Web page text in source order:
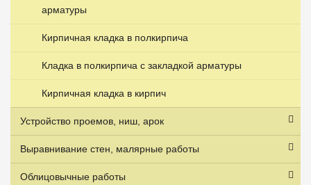
арматуры
Кирпичная кладка в полкирпича
Кладка в полкирпича с закладкой арматуры
Кирпичная кладка в кирпич
Устройство проемов, ниш, арок
Выравнивание стен, малярные работы
Облицовычные работы